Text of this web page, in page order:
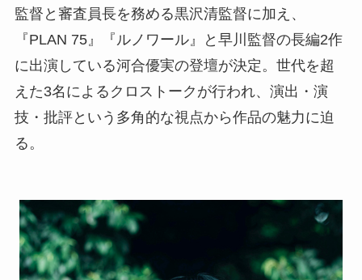
監督と審査員長を務める黒沢清監督に加え、
『PLAN 75』『ルノワール』と早川監督の長編2作
に出演している河合優実の登壇が決定。世代を超
えた3名によるクロストークが行われ、演出・演
技・批評という多角的な視点から作品の魅力に迫
る。